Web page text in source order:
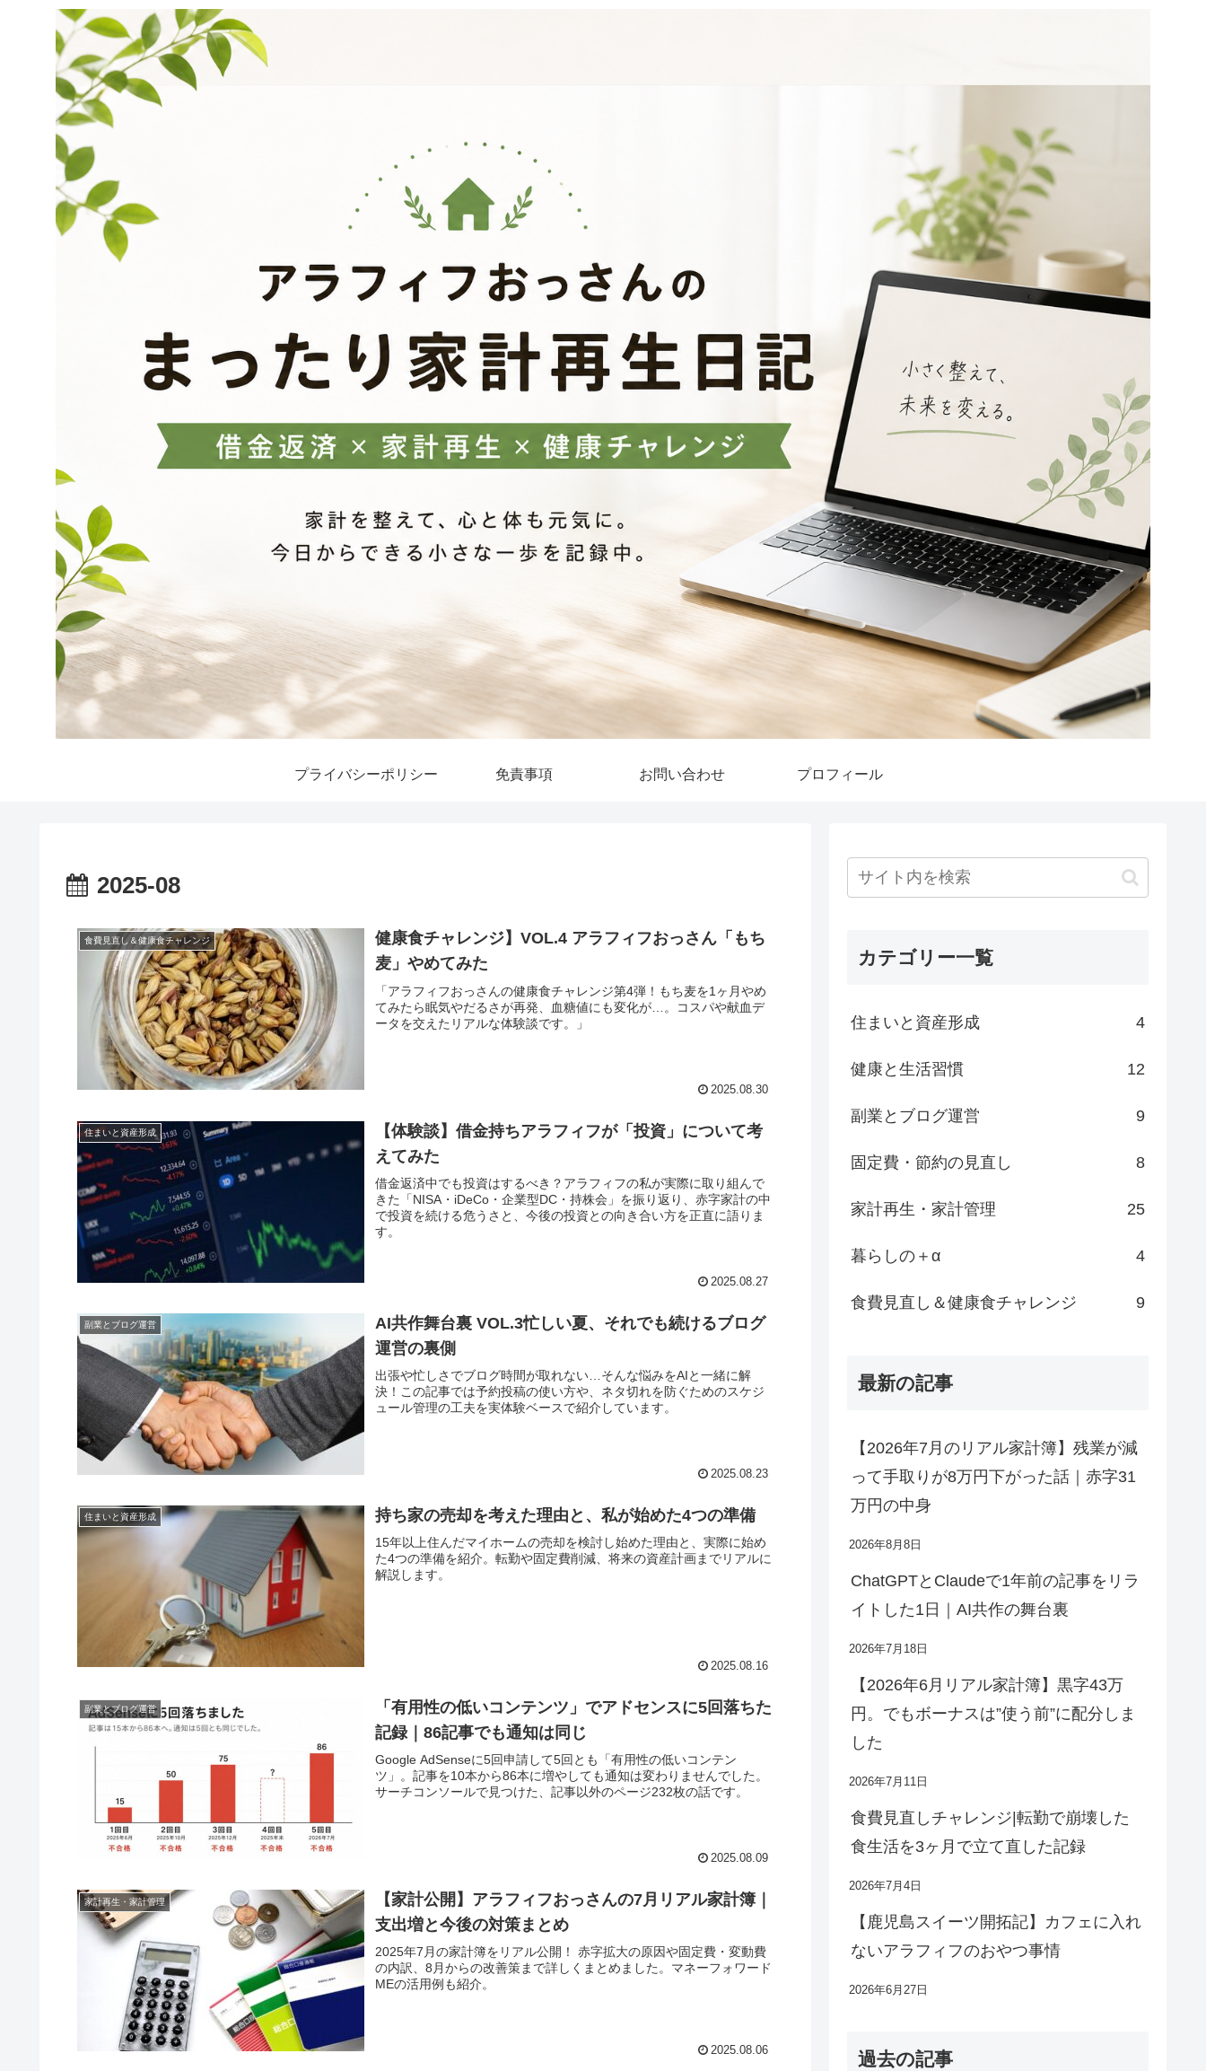
プライバシーポリシー 免責事項 お問い合わせ プロフィール
2025-08
食費見直し＆健康食チャレンジ
健康食チャレンジ】VOL.4 アラフィフおっさん「もち
麦」やめてみた
「アラフィフおっさんの健康食チャレンジ第4弾！もち麦を1ヶ月やめ
てみたら眠気やだるさが再発、血糖値にも変化が…。コスパや献血デ
ータを交えたリアルな体験談です。」
2025.08.30
住まいと資産形成
【体験談】借金持ちアラフィフが「投資」について考
えてみた
借金返済中でも投資はするべき？アラフィフの私が実際に取り組んで
きた「NISA・iDeCo・企業型DC・持株会」を振り返り、赤字家計の中
で投資を続ける危うさと、今後の投資との向き合い方を正直に語りま
す。
2025.08.27
副業とブログ運営
AI共作舞台裏 VOL.3忙しい夏、それでも続けるブログ
運営の裏側
出張や忙しさでブログ時間が取れない…そんな悩みをAIと一緒に解
決！この記事では予約投稿の使い方や、ネタ切れを防ぐためのスケジ
ュール管理の工夫を実体験ベースで紹介しています。
2025.08.23
住まいと資産形成 持ち家の売却を考えた理由と、私が始めた4つの準備
15年以上住んだマイホームの売却を検討し始めた理由と、実際に始め
た4つの準備を紹介。転勤や固定費削減、将来の資産計画までリアルに
解説します。
2025.08.16
副業とブログ運営
「有用性の低いコンテンツ」でアドセンスに5回落ちた
記録｜86記事でも通知は同じ
Google AdSenseに5回申請して5回とも「有用性の低いコンテン
ツ」。記事を10本から86本に増やしても通知は変わりませんでした。
サーチコンソールで見つけた、記事以外のページ232枚の話です。
2025.08.09
家計再生・家計管理
【家計公開】アラフィフおっさんの7月リアル家計簿｜
支出増と今後の対策まとめ
2025年7月の家計簿をリアル公開！ 赤字拡大の原因や固定費・変動費
の内訳、8月からの改善策まで詳しくまとめました。マネーフォワード
MEの活用例も紹介。
2025.08.06
カテゴリー一覧
住まいと資産形成 4
健康と生活習慣 12
副業とブログ運営 9
固定費・節約の見直し 8
家計再生・家計管理 25
暮らしの＋α 4
食費見直し＆健康食チャレンジ 9
最新の記事
【2026年7月のリアル家計簿】残業が減
って手取りが8万円下がった話｜赤字31
万円の中身
2026年8月8日
ChatGPTとClaudeで1年前の記事をリラ
イトした1日｜AI共作の舞台裏
2026年7月18日
【2026年6月リアル家計簿】黒字43万
円。でもボーナスは”使う前”に配分しま
した
2026年7月11日
食費見直しチャレンジ|転勤で崩壊した
食生活を3ヶ月で立て直した記録
2026年7月4日
【鹿児島スイーツ開拓記】カフェに入れ
ないアラフィフのおやつ事情
2026年6月27日
過去の記事